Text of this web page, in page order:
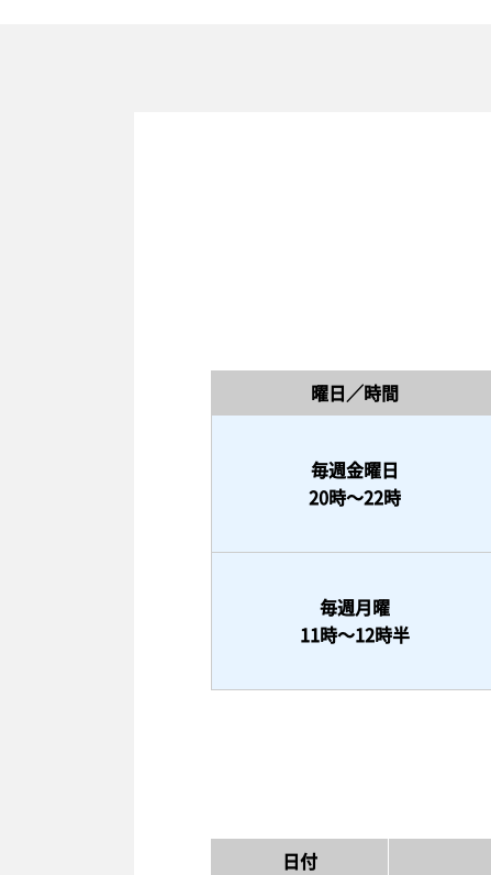
曜日／時間
毎週金曜日
20時～22時
毎週月曜
11時～12時半
日付